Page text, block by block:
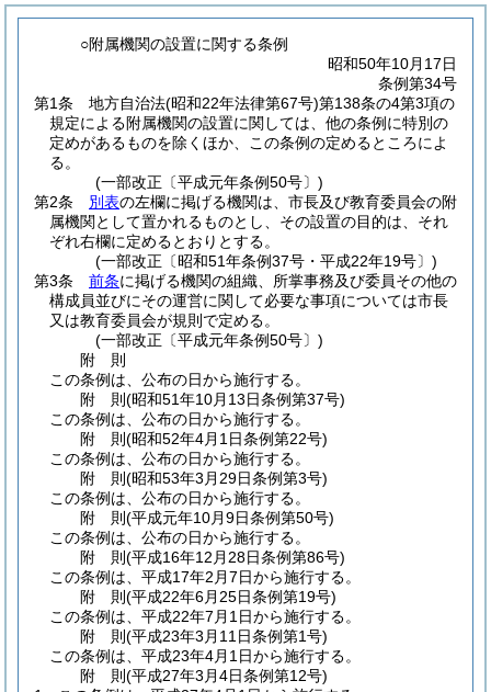
○附属機関の設置に関する条例
昭和50年10月17日
条例第34号
第1条
地方自治法(昭和22年法律第67号)第138条の4第3項の
規定による附属機関の設置に関しては、他の条例に特別の
定めがあるものを除くほか、この条例の定めるところによ
る。
(一部改正〔平成元年条例50号〕)
第2条
別表の左欄に掲げる機関は、市長及び教育委員会の附
属機関として置かれるものとし、その設置の目的は、それ
ぞれ右欄に定めるとおりとする。
(一部改正〔昭和51年条例37号・平成22年19号〕)
第3条
前条に掲げる機関の組織、所掌事務及び委員その他の
構成員並びにその運営に関して必要な事項については市長
又は教育委員会が規則で定める。
(一部改正〔平成元年条例50号〕)
附 則
この条例は、公布の日から施行する。
附 則(昭和51年10月13日条例第37号)
この条例は、公布の日から施行する。
附 則(昭和52年4月1日条例第22号)
この条例は、公布の日から施行する。
附 則(昭和53年3月29日条例第3号)
この条例は、公布の日から施行する。
附 則(平成元年10月9日条例第50号)
この条例は、公布の日から施行する。
附 則(平成16年12月28日条例第86号)
この条例は、平成17年2月7日から施行する。
附 則(平成22年6月25日条例第19号)
この条例は、平成22年7月1日から施行する。
附 則(平成23年3月11日条例第1号)
この条例は、平成23年4月1日から施行する。
附 則(平成27年3月4日条例第12号)